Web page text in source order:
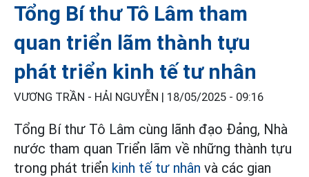
Tổng Bí thư Tô Lâm tham
quan triển lãm thành tựu
phát triển kinh tế tư nhân
VƯƠNG TRẦN - HẢI NGUYỄN | 18/05/2025 - 09:16
Tổng Bí thư Tô Lâm cùng lãnh đạo Đảng, Nhà
nước tham quan Triển lãm về những thành tựu
trong phát triển kinh tế tư nhân và các gian